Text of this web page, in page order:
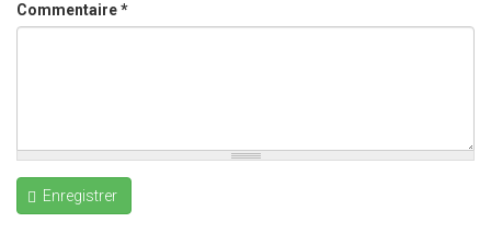
Commentaire*
Enregistrer